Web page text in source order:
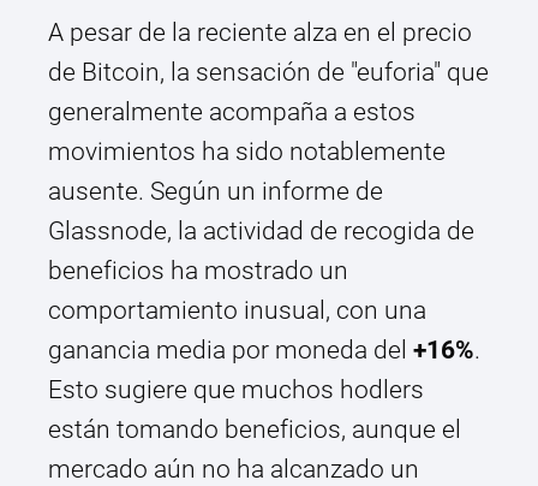
A pesar de la reciente alza en el precio
de Bitcoin, la sensación de "euforia" que
generalmente acompaña a estos
movimientos ha sido notablemente
ausente. Según un informe de
Glassnode, la actividad de recogida de
beneficios ha mostrado un
comportamiento inusual, con una
ganancia media por moneda del +16%.
Esto sugiere que muchos hodlers
están tomando beneficios, aunque el
mercado aún no ha alcanzado un